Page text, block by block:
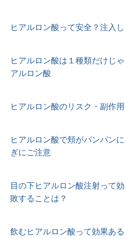
ヒアルロン酸って安全？注入
ヒアルロン酸は１種類だけじ
アルロン酸
ヒアルロン酸のリスク・副作
ヒアルロン酸で頬がパンパン
ぎにご注意
目の下ヒアルロン酸注射って
敗することは？
飲むヒアルロン酸って効果あ